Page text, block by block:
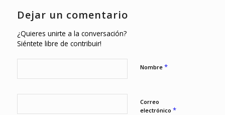
Dejar un comentario
¿Quieres unirte a la conversación?
Siéntete libre de contribuir!
Nombre *
Correo
electrónico *